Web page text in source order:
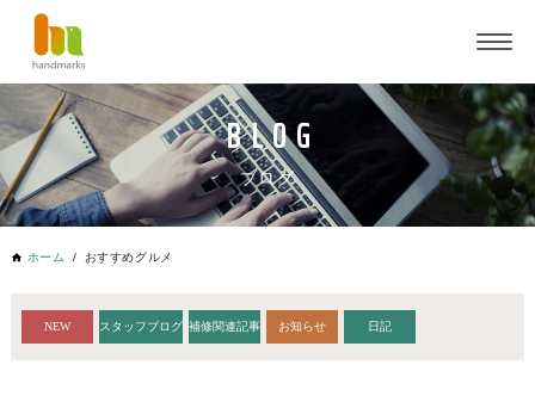
ブログ
ホーム おすすめグルメ
NEW スタッフブログ 補修関連記事 お知らせ 日記